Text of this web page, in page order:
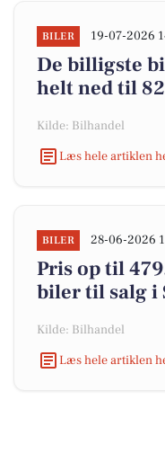
BILER 19-07-2026
De billigste
helt ned til
Kilde: Bilhandel
Læs hele artiklen
BILER 28-06-2026
Pris op til
biler til salg
Kilde: Bilhandel
Læs hele artiklen